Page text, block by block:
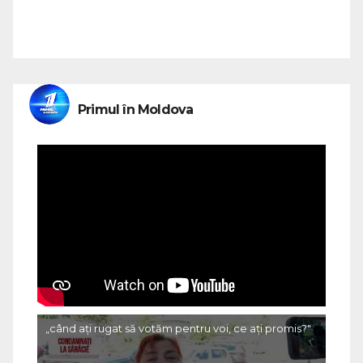
Primul în Moldova
„când ați rugat să votăm pentru voi, ce ați promis?"